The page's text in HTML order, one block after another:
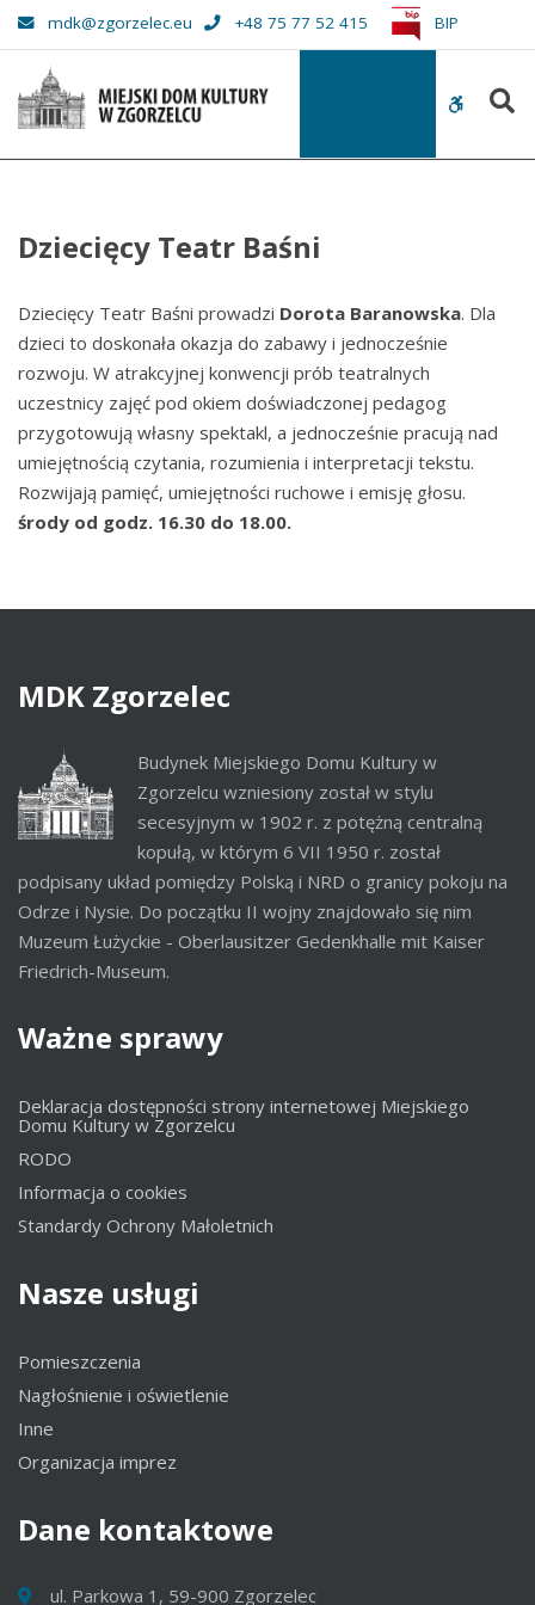
Dziecięcy
Teatr
Baśni
mdk@zgorzelec.eu +48 75 77 52 415 BIP
WCAG
Dziecięcy Teatr Baśni
Dziecięcy Teatr Baśni prowadzi Dorota Baranowska. Dla
dzieci to doskonała okazja do zabawy i jednocześnie
rozwoju. W atrakcyjnej konwencji prób teatralnych
uczestnicy zajęć pod okiem doświadczonej pedagog
przygotowują własny spektakl, a jednocześnie pracują nad
umiejętnością czytania, rozumienia i interpretacji tekstu.
Rozwijają pamięć, umiejętności ruchowe i emisję głosu.
środy od godz. 16.30 do 18.00.
MDK Zgorzelec
Budynek Miejskiego Domu Kultury w
Zgorzelcu wzniesiony został w stylu
secesyjnym w 1902 r. z potężną centralną
kopułą, w którym 6 VII 1950 r. został
podpisany układ pomiędzy Polską i NRD o granicy pokoju na
Odrze i Nysie. Do początku II wojny znajdowało się nim
Muzeum Łużyckie - Oberlausitzer Gedenkhalle mit Kaiser
Friedrich-Museum.
Ważne sprawy
Deklaracja dostępności strony internetowej Miejskiego
Domu Kultury w Zgorzelcu
RODO
Informacja o cookies
Standardy Ochrony Małoletnich
Nasze usługi
Pomieszczenia
Nagłośnienie i oświetlenie
Inne
Organizacja imprez
Dane kontaktowe
ul. Parkowa 1, 59-900 Zgorzelec